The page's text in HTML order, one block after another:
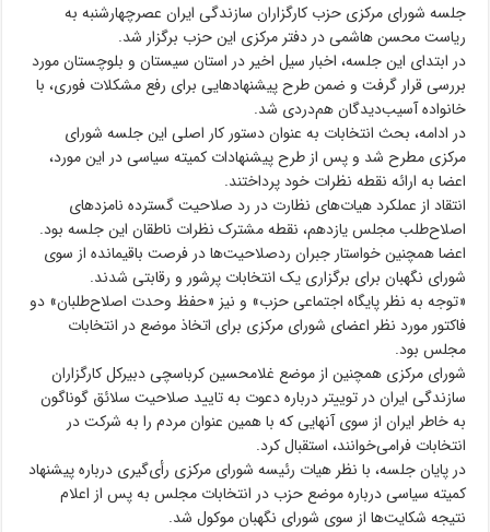
جلسه شورای مرکزی حزب کارگزاران سازندگی ایران عصرچهارشنبه به
ریاست محسن هاشمی در دفتر مرکزی این حزب برگزار شد.
در ابتدای این جلسه، اخبار سیل اخیر در استان سیستان و بلوچستان مورد
بررسی قرار گرفت و ضمن طرح پیشنهادهایی برای رفع مشکلات فوری، با
خانواده آسیب‌دیدگان هم‌دردی شد.
در ادامه، بحث انتخابات به عنوان دستور کار اصلی این جلسه شورای
مرکزی مطرح شد و پس از طرح پیشنهادات کمیته سیاسی در این مورد،
اعضا به ارائه نقطه نظرات خود پرداختند.
انتقاد از عملکرد هیات‌های نظارت در رد صلاحیت گسترده نامزدهای
اصلاح‌طلب مجلس یازدهم، نقطه مشترک نظرات ناطقان این جلسه بود.
اعضا همچنین خواستار جبران ردصلاحیت‌ها در فرصت باقیمانده از سوی
شورای نگهبان برای برگزاری یک انتخابات پرشور و رقابتی شدند.
«توجه به نظر پایگاه اجتماعی حزب» و نیز «حفظ وحدت اصلاح‌طلبان» دو
فاکتور مورد نظر اعضای شورای مرکزی برای اتخاذ موضع در انتخابات
مجلس بود.
شورای مرکزی همچنین از موضع غلامحسین کرباسچی دبیرکل کارگزاران
سازندگی ایران در توییتر درباره دعوت به تایید صلاحیت سلائق گوناگون
به خاطر ایران از سوی آنهایی که با همین عنوان مردم را به شرکت در
انتخابات فرامی‌خوانند، استقبال کرد.
در پایان جلسه، با نظر هیات رئیسه شورای مرکزی رأی‌گیری درباره پیشنهاد
کمیته سیاسی درباره موضع حزب در انتخابات مجلس به پس از اعلام
نتیجه شکایت‌ها از سوی شورای نگهبان موکول شد.